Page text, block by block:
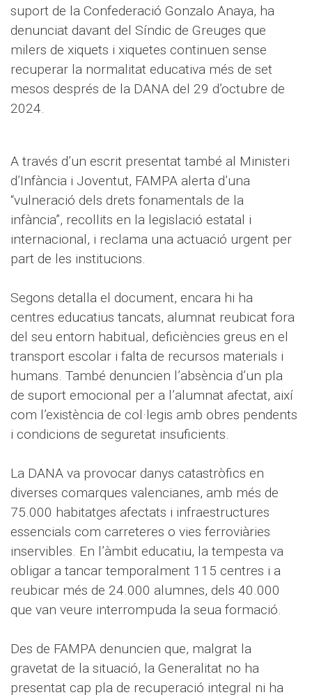
suport de la Confederació Gonzalo Anaya, ha
denunciat davant del Síndic de Greuges que
milers de xiquets i xiquetes continuen sense
recuperar la normalitat educativa més de set
mesos després de la DANA del 29 d’octubre de
2024.
A través d’un escrit presentat també al Ministeri
d’Infància i Joventut, FAMPA alerta d’una
“vulneració dels drets fonamentals de la
infància”, recollits en la legislació estatal i
internacional, i reclama una actuació urgent per
part de les institucions.
Segons detalla el document, encara hi ha
centres educatius tancats, alumnat reubicat fora
del seu entorn habitual, deficiències greus en el
transport escolar i falta de recursos materials i
humans. També denuncien l’absència d’un pla
de suport emocional per a l’alumnat afectat, així
com l’existència de col·legis amb obres pendents
i condicions de seguretat insuficients.
La DANA va provocar danys catastròfics en
diverses comarques valencianes, amb més de
75.000 habitatges afectats i infraestructures
essencials com carreteres o vies ferroviàries
inservibles. En l’àmbit educatiu, la tempesta va
obligar a tancar temporalment 115 centres i a
reubicar més de 24.000 alumnes, dels 40.000
que van veure interrompuda la seua formació.
Des de FAMPA denuncien que, malgrat la
gravetat de la situació, la Generalitat no ha
presentat cap pla de recuperació integral ni ha